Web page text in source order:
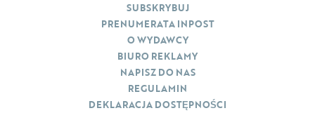
SUBSKRYBUJ
PRENUMERATA INPOST
O WYDAWCY
BIURO REKLAMY
NAPISZ DO NAS
REGULAMIN
DEKLARACJA DOSTĘPNOŚCI